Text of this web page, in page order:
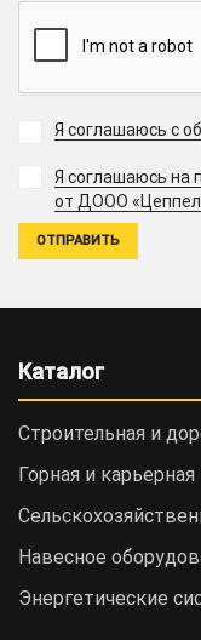
Я соглашаюсь с
Я соглашаюсь на
от ДООО
Каталог
Строительная и
Горная и
Навесное
Энергетические